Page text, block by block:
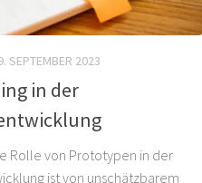
SEPTEMBER 2023
in der
Rolle von Prototypen in der
ist von unschätzbarem